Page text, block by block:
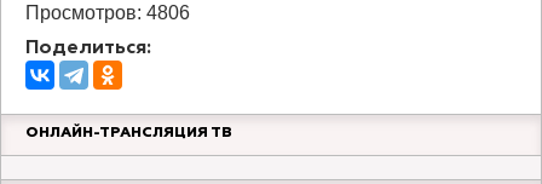
Просмотров: 4806
Поделиться:
ОНЛАЙН-ТРАНСЛЯЦИЯ ТВ